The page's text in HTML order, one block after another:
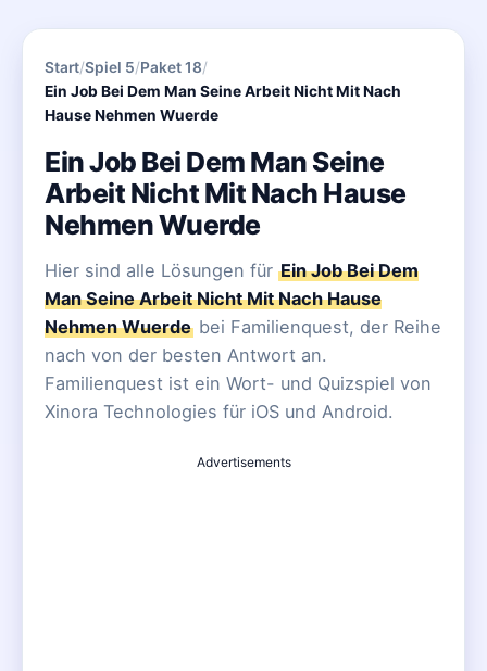
Start/Spiel 5/Paket 18/
Ein Job Bei Dem Man Seine Arbeit Nicht Mit Nach
Hause Nehmen Wuerde
Ein Job Bei Dem Man Seine
Arbeit Nicht Mit Nach Hause
Nehmen Wuerde
Hier sind alle Lösungen für Ein Job Bei Dem
Man Seine Arbeit Nicht Mit Nach Hause
Nehmen Wuerde bei Familienquest, der Reihe
nach von der besten Antwort an.
Familienquest ist ein Wort- und Quizspiel von
Xinora Technologies für iOS und Android.
Advertisements